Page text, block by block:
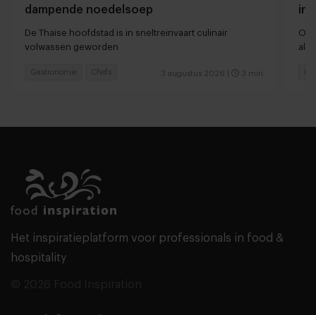
dampende noedelsoep
De Thaise hoofdstad is in sneltreinvaart culinair
volwassen geworden
3 augustus 2026 3 min
Gastronomie Chefs
Het inspiratieplatform voor professionals in food &
hospitality